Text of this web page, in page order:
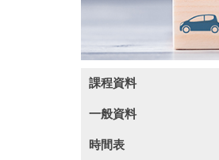
課程資料
一般資料
時間表